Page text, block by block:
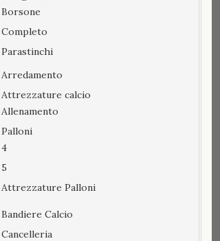
Borsone
Completo
Parastinchi
Arredamento
Attrezzature calcio
Allenamento
Palloni
4
5
Attrezzature Palloni
Bandiere Calcio
Cancelleria